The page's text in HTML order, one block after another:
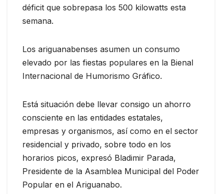
déficit que sobrepasa los 500 kilowatts esta
semana.
Los ariguanabenses asumen un consumo
elevado por las fiestas populares en la Bienal
Internacional de Humorismo Gráfico.
Está situación debe llevar consigo un ahorro
consciente en las entidades estatales,
empresas y organismos, así como en el sector
residencial y privado, sobre todo en los
horarios picos, expresó Bladimir Parada,
Presidente de la Asamblea Municipal del Poder
Popular en el Ariguanabo.